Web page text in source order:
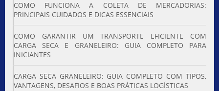
COMO FUNCIONA A COLETA DE MERCADORIAS:
PRINCIPAIS CUIDADOS E DICAS ESSENCIAIS
COMO GARANTIR UM TRANSPORTE EFICIENTE COM
CARGA SECA E GRANELEIRO: GUIA COMPLETO PARA
INICIANTES
CARGA SECA GRANELEIRO: GUIA COMPLETO COM TIPOS,
VANTAGENS, DESAFIOS E BOAS PRÁTICAS LOGÍSTICAS